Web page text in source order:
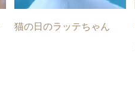
猫の日のラッテちゃん